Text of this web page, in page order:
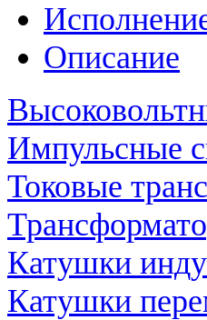
Описание
Импульсные
Токовые
Катушки
Катушки